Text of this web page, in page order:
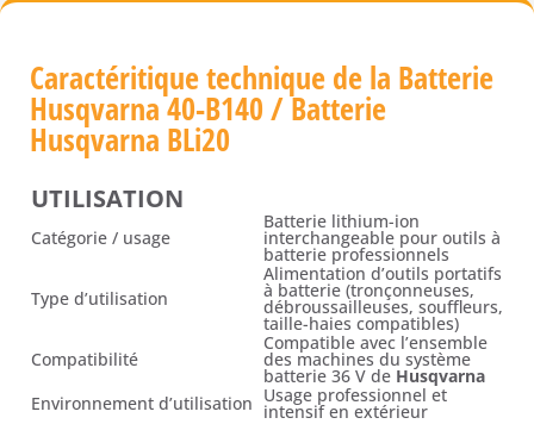
Caractéritique technique de la Batterie
Husqvarna 40-B140 / Batterie
Husqvarna BLi20
UTILISATION
Catégorie / usage
Batterie lithium-ion
interchangeable pour outils à
batterie professionnels
Type d’utilisation
Alimentation d’outils portatifs
à batterie (tronçonneuses,
débroussailleuses, souffleurs,
taille-haies compatibles)
Compatibilité
Compatible avec l’ensemble
des machines du système
batterie 36 V de Husqvarna
Environnement d’utilisation Usage professionnel et
intensif en extérieur